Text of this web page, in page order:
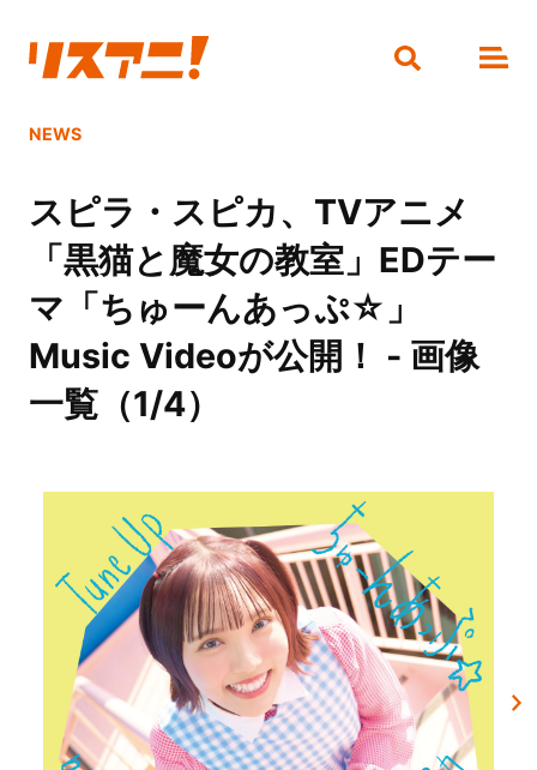
NEWS
スピラ・スピカ、TVアニメ
「黒猫と魔女の教室」EDテー
マ「ちゅーんあっぷ☆」
Music Videoが公開！ - 画像
一覧（1/4）